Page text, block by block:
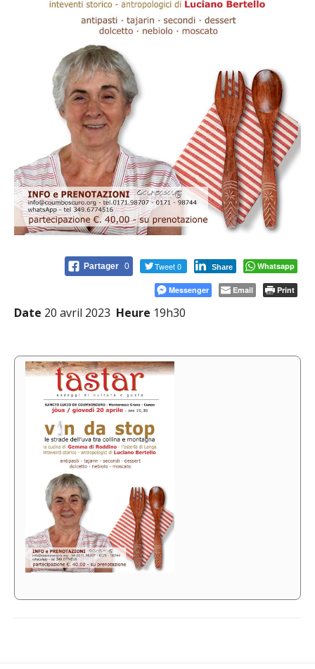
Partager 0 Tweet 0 Share Whatsapp
Messenger Email Print
Date 20 avril 2023 Heure 19h30